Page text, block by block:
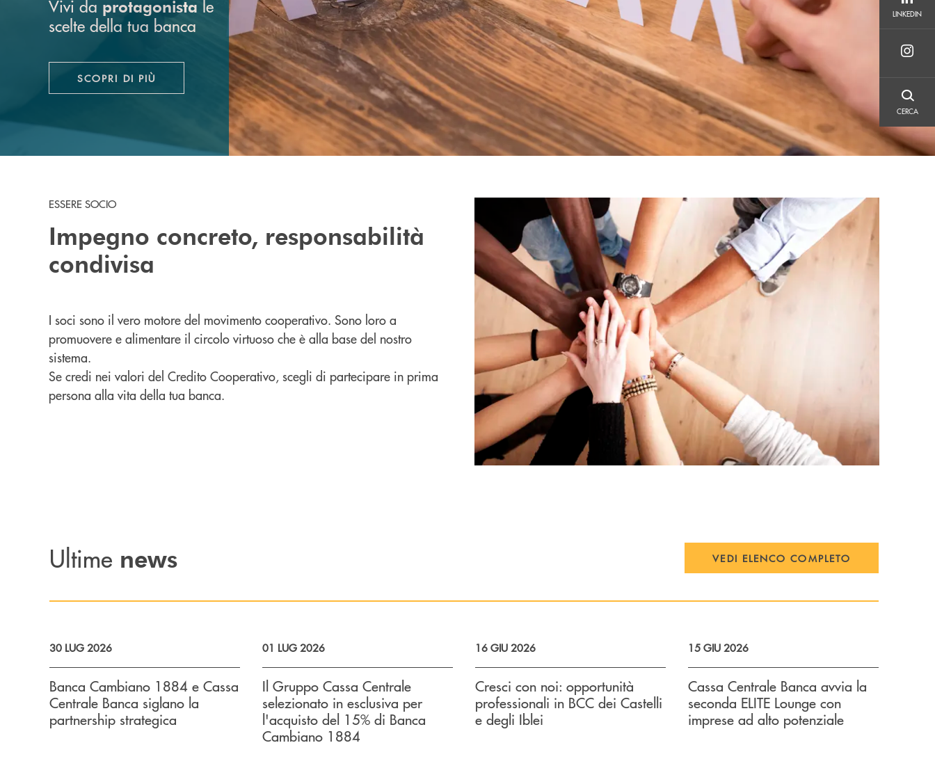
LINKEDIN
LINKEDIN
CERCA
CERCA
Vivi da protagonista le
scelte della tua banca
SCOPRI DI PIÙ
ESSERE SOCIO
Impegno concreto, responsabilità
condivisa
I soci sono il vero motore del movimento cooperativo. Sono loro a
promuovere e alimentare il circolo virtuoso che è alla base del nostro
sistema.
Se credi nei valori del Credito Cooperativo, scegli di partecipare in prima
persona alla vita della tua banca.
Ultime news VEDI ELENCO COMPLETO
30 LUG 2026
Banca Cambiano 1884 e Cassa
Centrale Banca siglano la
partnership strategica
01 LUG 2026
Il Gruppo Cassa Centrale
selezionato in esclusiva per
l'acquisto del 15% di Banca
Cambiano 1884
16 GIU 2026
Cresci con noi: opportunità
professionali in BCC dei Castelli
e degli Iblei
15 GIU 2026
Cassa Centrale Banca avvia la
seconda ELITE Lounge con
imprese ad alto potenziale